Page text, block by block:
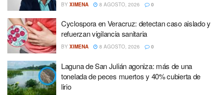
BY XIMENA 8 AGOSTO, 2026 0
Cyclospora en Veracruz: detectan caso aislado y
refuerzan vigilancia sanitaria
BY XIMENA 8 AGOSTO, 2026 0
Laguna de San Julián agoniza: más de una
tonelada de peces muertos y 40% cubierta de
lirio